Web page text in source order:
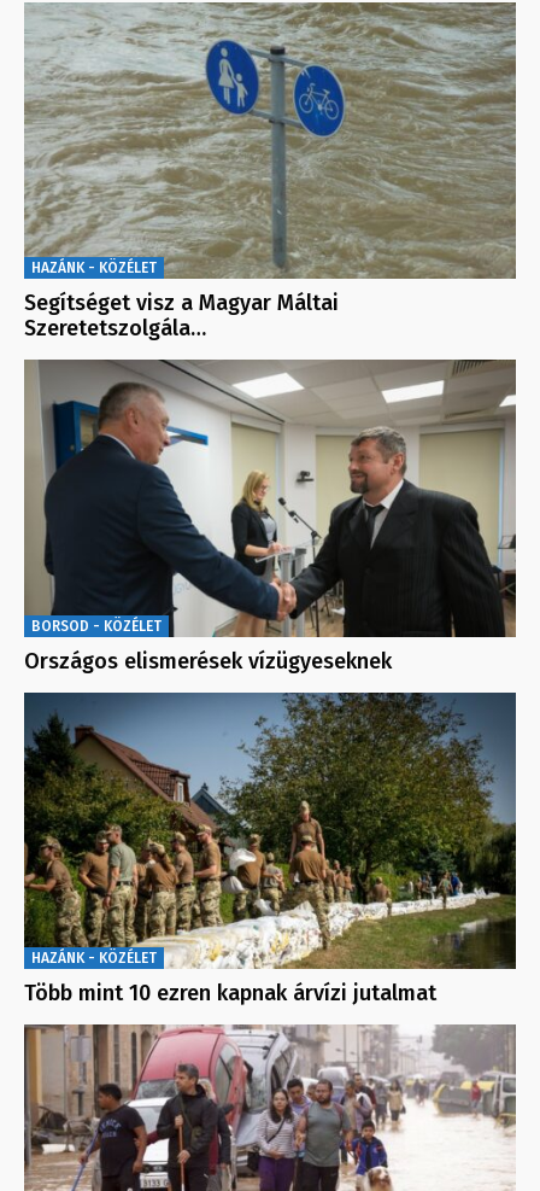
HAZÁNK - KÖZÉLET
Segítséget visz a Magyar Máltai
Szeretetszolgála…
BORSOD - KÖZÉLET
Országos elismerések vízügyeseknek
HAZÁNK - KÖZÉLET
Több mint 10 ezren kapnak árvízi jutalmat